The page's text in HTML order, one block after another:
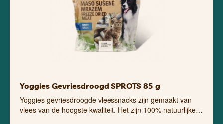
Yoggies Gevriesdroogd SPROTS 85 g
Yoggies gevriesdroogde vleessnacks zijn gemaakt van
vlees van de hoogste kwaliteit. Het zijn 100% natuurlijke…